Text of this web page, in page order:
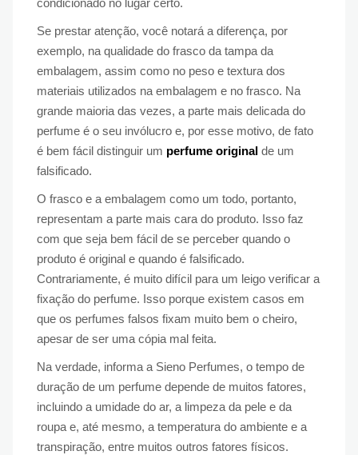
condicionado no lugar certo.
Se prestar atenção, você notará a diferença, por
exemplo, na qualidade do frasco da tampa da
embalagem, assim como no peso e textura dos
materiais utilizados na embalagem e no frasco. Na
grande maioria das vezes, a parte mais delicada do
perfume é o seu invólucro e, por esse motivo, de fato
é bem fácil distinguir um perfume original de um
falsificado.
O frasco e a embalagem como um todo, portanto,
representam a parte mais cara do produto. Isso faz
com que seja bem fácil de se perceber quando o
produto é original e quando é falsificado.
Contrariamente, é muito difícil para um leigo verificar a
fixação do perfume. Isso porque existem casos em
que os perfumes falsos fixam muito bem o cheiro,
apesar de ser uma cópia mal feita.
Na verdade, informa a Sieno Perfumes, o tempo de
duração de um perfume depende de muitos fatores,
incluindo a umidade do ar, a limpeza da pele e da
roupa e, até mesmo, a temperatura do ambiente e a
transpiração, entre muitos outros fatores físicos.